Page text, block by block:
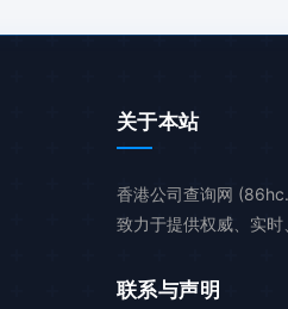
关于本站
香港公司查询网
致力于提供权威、实时
联系与声明